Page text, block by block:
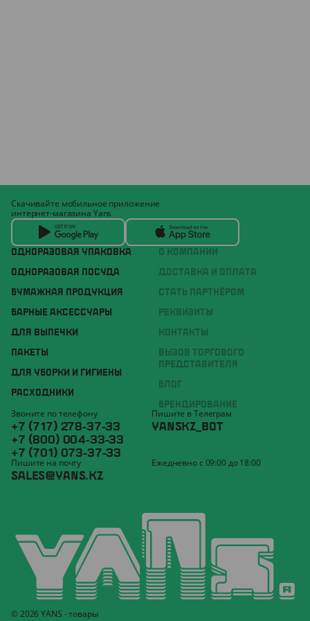
ОДНОРАЗОВАЯ УПАКОВКА
ОДНОРАЗОВАЯ ПОСУДА
БУМАЖНАЯ ПРОДУКЦИЯ
БАРНЫЕ АКСЕССУАРЫ
ДЛЯ ВЫПЕЧКИ
ПАКЕТЫ
ДЛЯ УБОРКИ И ГИГИЕНЫ
РАСХОДНИКИ
О КОМПАНИИ
ДОСТАВКА И ОПЛАТА
СТАТЬ ПАРТНЁРОМ
РЕКВИЗИТЫ
КОНТАКТЫ
ВЫЗОВ ТОРГОВОГО
ПРЕДСТАВИТЕЛЯ
БЛОГ
БРЕНДИРОВАНИЕ
Скачивайте мобильное приложение
интернет-магазина Yans
Звоните по телефону
+7 (717) 278-37-33
+7 (800) 004-33-33
+7 (701) 073-37-33
Пишите в Телеграм
YANSKZ_BOT
Пишите на почту
SALES@YANS.KZ
Ежедневно с 09:00 до 18:00
© 2026 YANS - товары